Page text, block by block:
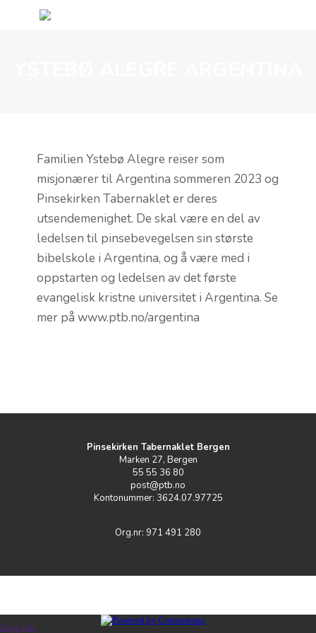
Familien Ystebø Alegre reiser som
misjonærer til Argentina sommeren 2023 og
Pinsekirken Tabernaklet er deres
utsendemenighet. De skal være en del av
ledelsen til pinsebevegelsen sin største
bibelskole i Argentina, og å være med i
oppstarten og ledelsen av det første
evangelisk kristne universitet i Argentina. Se
mer på www.ptb.no/argentina
Pinsekirken Tabernaklet Bergen
Marken 27, Bergen
55 55 36 80
post@ptb.no
Kontonummer: 3624.07.97725
Org.nr: 971 491 280
Logg inn